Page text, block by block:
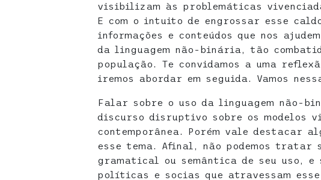
visibilizam às problemáticas
E com o intuito de engrossar esse
informações e conteúdos que nos
da linguagem não-binária, tão
população. Te convidamos a uma
iremos abordar em seguida. Vamos
Falar sobre o uso da linguagem não-
discurso disruptivo sobre os modelos
contemporânea. Porém vale destacar
esse tema. Afinal, não podemos tratar
gramatical ou semântica de seu uso, e
políticas e socias que atravessam